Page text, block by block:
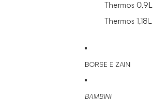
Thermos 0,9L
Thermos 1,18L
BORSE E ZAINI
BAMBINI